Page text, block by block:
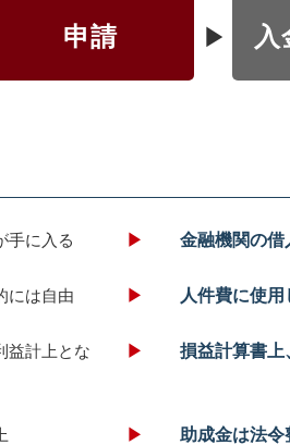
申請
手に入る 金融機関の借
には自由 人件費に使
益計上とな
損益計算書上
助成金は法令